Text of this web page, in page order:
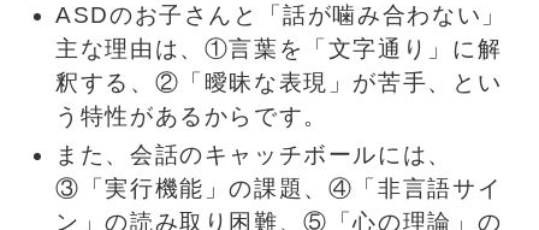
ASDのお子さんと「話が噛み合わない」
主な理由は、①言葉を「文字通り」に解
釈する、②「曖昧な表現」が苦手、とい
う特性があるからです。
また、会話のキャッチボールには、
③「実行機能」の課題、④「非言語サイ
ン」の読み取り困難、⑤「心の理論」の